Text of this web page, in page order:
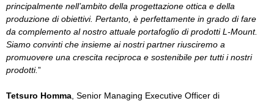
principalmente nell’ambito della progettazione ottica e della
produzione di obiettivi. Pertanto, è perfettamente in grado di fare
da complemento al nostro attuale portafoglio di prodotti L-Mount.
Siamo convinti che insieme ai nostri partner riusciremo a
promuovere una crescita reciproca e sostenibile per tutti i nostri
prodotti.”
Tetsuro Homma , Senior Managing Executive Officer di